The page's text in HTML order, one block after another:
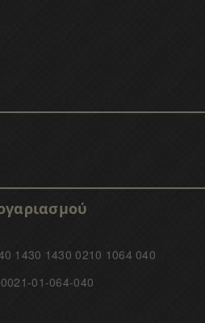
1430 1430 0210 1064 040
01-064-040